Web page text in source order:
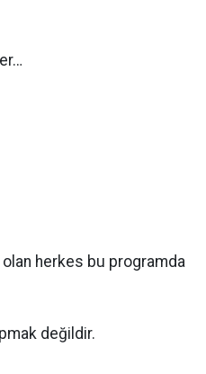
herkes bu programda
değildir.